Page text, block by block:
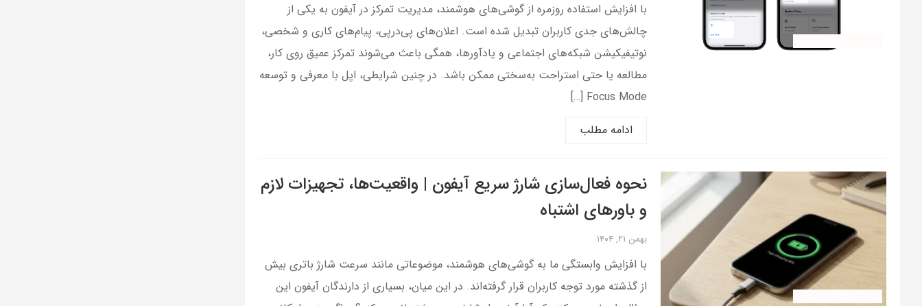
با افزایش استفاده روزمره از گوشی‌های هوشمند، مدیریت تمرکز در آیفون به یکی از
چالش‌های جدی کاربران تبدیل شده است. اعلان‌های پی‌درپی، پیام‌های کاری و شخصی،
نوتیفیکیشن شبکه‌های اجتماعی و یادآورها، همگی باعث می‌شوند تمرکز عمیق روی کار،
مطالعه یا حتی استراحت به‌سختی ممکن باشد. در چنین شرایطی، اپل با معرفی و توسعه
Focus Mode […]
ادامه مطلب
نحوه فعال‌سازی شارژ سریع آیفون | واقعیت‌ها، تجهیزات لازم
و باورهای اشتباه
بهمن ۲۱, ۱۴۰۴
با افزایش وابستگی ما به گوشی‌های هوشمند، موضوعاتی مانند سرعت شارژ باتری بیش
از گذشته مورد توجه کاربران قرار گرفته‌اند. در این میان، بسیاری از دارندگان آیفون این